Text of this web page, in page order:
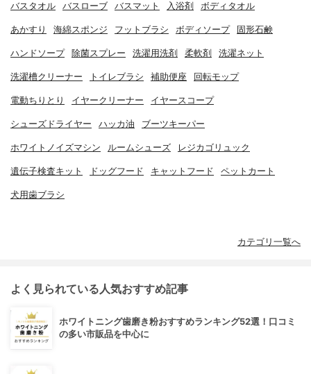
バスタオル バスローブ バスマット 入浴剤 ボディタオル
あかすり 海綿スポンジ フットブラシ ボディソープ 固形石鹸
ハンドソープ 除菌スプレー 洗濯用洗剤 柔軟剤 洗濯ネット
洗濯槽クリーナー トイレブラシ 補助便座 回転モップ
電動ちりとり イヤークリーナー イヤースコープ
シューズドライヤー ハッカ油 ブーツキーパー
ホワイトノイズマシン ルームシューズ レジカゴリュック
遺伝子検査キット ドッグフード キャットフード ペットカート
犬用歯ブラシ
カテゴリ一覧へ
よく見られている人気おすすめ記事
ホワイトニング歯磨き粉おすすめランキング52選！口コミ
の多い市販品を中心に